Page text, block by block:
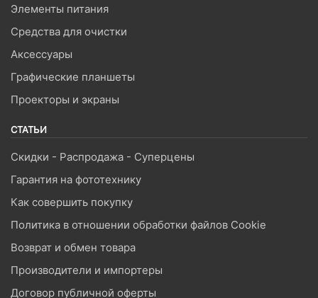
Элементы питания
Средства для очистки
Аксессуары
Графические планшеты
Проекторы и экраны
СТАТЬИ
Скидки - Распродажа - Суперцены
Гарантия на фототехнику
Как совершить покупку
Политика в отношении обработки файлов Cookie
Возврат и обмен товара
Производители и импортеры
Договор публичной оферты